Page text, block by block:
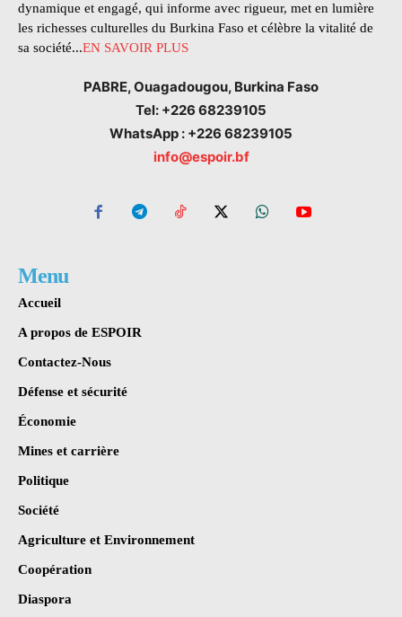
dynamique et engagé, qui informe avec rigueur, met en lumière
les richesses culturelles du Burkina Faso et célèbre la vitalité de
sa société...EN SAVOIR PLUS
PABRE, Ouagadougou, Burkina Faso
Tel: +226 68239105
WhatsApp : +226 68239105
info@espoir.bf
Menu
Accueil
A propos de ESPOIR
Contactez-Nous
Défense et sécurité
Économie
Mines et carrière
Politique
Société
Agriculture et Environnement
Coopération
Diaspora